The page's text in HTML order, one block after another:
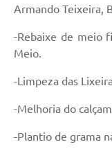
Agenda
SIC
Armando Teixeira,
-Rebaixe de meio
Meio.
-Limpeza das
-Melhoria do
-Plantio de grama